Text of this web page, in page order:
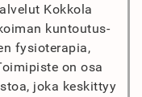
Kokkola
kuntoutus-
fysioterapia,
on osa
joka keskittyy